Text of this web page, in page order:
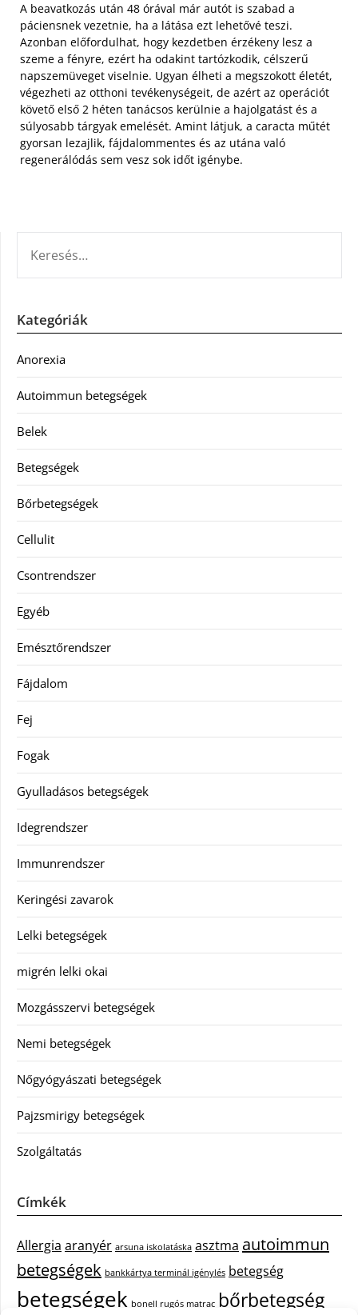
A beavatkozás után 48 órával már autót is szabad a
páciensnek vezetnie, ha a látása ezt lehetővé teszi.
Azonban előfordulhat, hogy kezdetben érzékeny lesz a
szeme a fényre, ezért ha odakint tartózkodik, célszerű
napszemüveget viselnie. Ugyan élheti a megszokott életét,
végezheti az otthoni tevékenységeit, de azért az operációt
követő első 2 héten tanácsos kerülnie a hajolgatást és a
súlyosabb tárgyak emelését. Amint látjuk, a caracta műtét
gyorsan lezajlik, fájdalommentes és az utána való
regenerálódás sem vesz sok időt igénybe.
Kategóriák
Anorexia
Autoimmun betegségek
Belek
Betegségek
Bőrbetegségek
Cellulit
Csontrendszer
Egyéb
Emésztőrendszer
Fájdalom
Fej
Fogak
Gyulladásos betegségek
Idegrendszer
Immunrendszer
Keringési zavarok
Lelki betegségek
migrén lelki okai
Mozgásszervi betegségek
Nemi betegségek
Nőgyógyászati betegségek
Pajzsmirigy betegségek
Szolgáltatás
Címkék
Allergia aranyér arsuna iskolatáska asztma autoimmun
betegségek bankkártya terminál igénylés betegség
betegségek bonell rugós matrac bőrbetegség